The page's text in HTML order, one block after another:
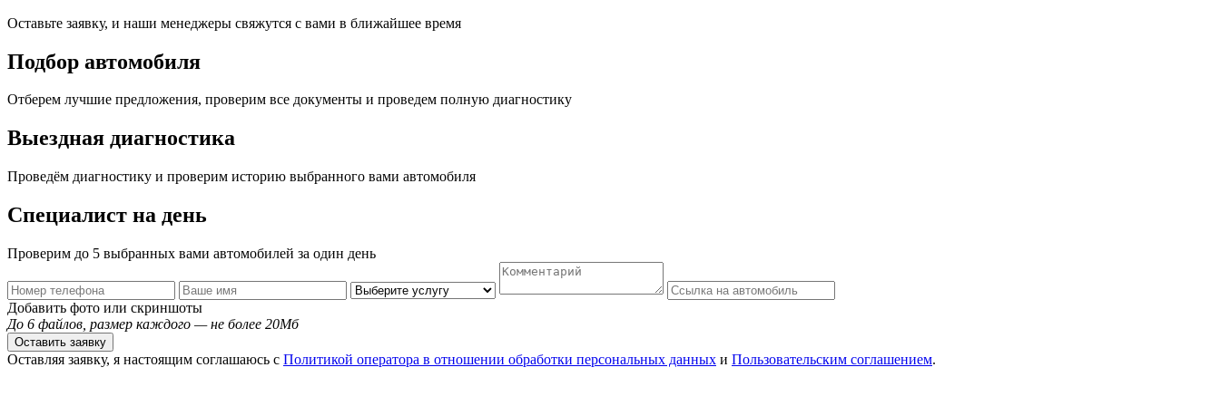
Оставьте заявку, и наши менеджеры свяжутся с вами в ближайшее время
Подбор автомобиля
Отберем лучшие предложения, проверим все документы и проведем полную диагностику
Выездная диагностика
Проведём диагностику и проверим историю выбранного вами автомобиля
Специалист на день
Проверим до 5 выбранных вами автомобилей за один день
Добавить фото или скриншоты
До 6 файлов, размер каждого — не более 20Мб
Оставить заявку
Оставляя заявку, я настоящим соглашаюсь с Политикой оператора в отношении обработки персональных данных и Пользовательским соглашением.